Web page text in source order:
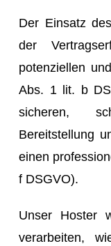
Der Einsatz
der
potenziellen
Abs. 1 lit. b
sicheren,
Bereitstellung
einen
f DSGVO).
Unser Hoster
verarbeiten,